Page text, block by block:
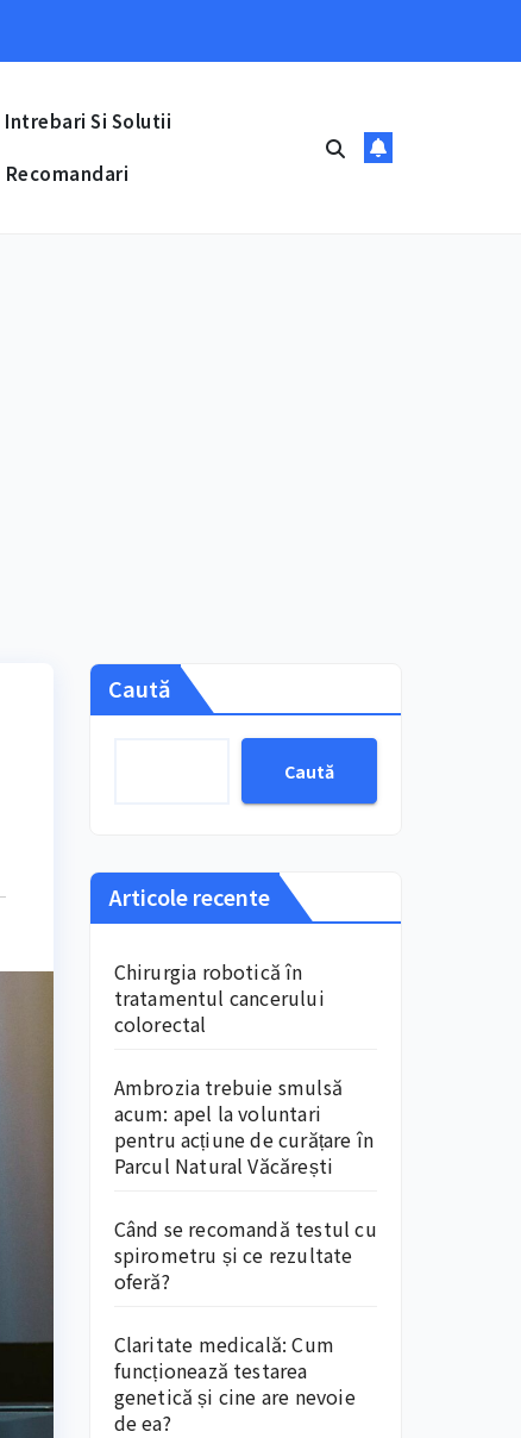
Intrebari Si Solutii
Recomandari
Caută
Caută
Articole recente
Chirurgia robotică în
tratamentul cancerului
colorectal
Ambrozia trebuie smulsă
acum: apel la voluntari
pentru acțiune de curățare în
Parcul Natural Văcărești
Când se recomandă testul cu
spirometru și ce rezultate
oferă?
Claritate medicală: Cum
funcționează testarea
genetică și cine are nevoie
de ea?